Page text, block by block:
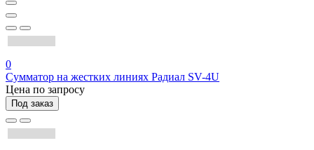
0
Сумматор на жестких линиях Радиал SV-4U
Цена по запросу
Под заказ